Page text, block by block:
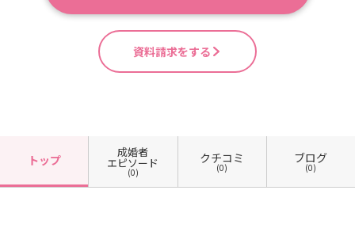
資料請求をする
トップ
成婚者
エピソード
(0)
クチコミ
(0)
ブログ
(0)